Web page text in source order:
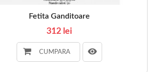
Fetita Ganditoare
312 lei
CUMPARA